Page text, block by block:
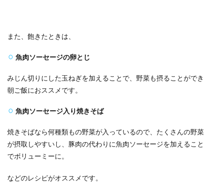
また、飽きたときは、
魚肉ソーセージの卵とじ
みじん切りにした玉ねぎを加えることで、野菜も摂ることができ
朝ご飯におススメです。
魚肉ソーセージ入り焼きそば
焼きそばなら何種類もの野菜が入っているので、たくさんの野菜
が摂取しやすいし、豚肉の代わりに魚肉ソーセージを加えること
でボリューミーに。
などのレシピがオススメです。